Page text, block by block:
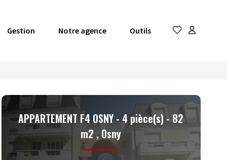
Gestion Notre agence Outils
APPARTEMENT F4 OSNY - 4 pièce(s) - 82
m2 , Osny